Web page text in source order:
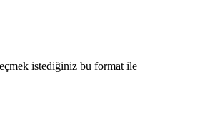
istediğiniz bu format ile